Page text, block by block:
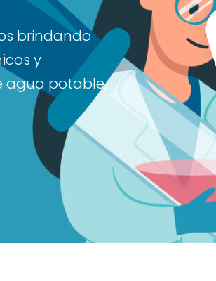
brindando
y
agua potable,